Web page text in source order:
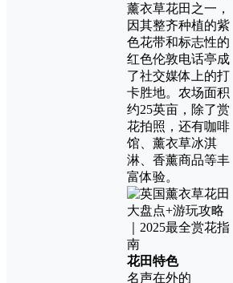
薰衣草花田之一，
因其整齐种植的紫
色花带和标志性的
红色伦敦电话亭成
了社交媒体上的打
卡胜地。农场面积
约25英亩，除了赏
花拍照，还有咖啡
馆、薰衣草冰淇
淋、香薰商品等丰
富体验。
花田特色
名声在外的